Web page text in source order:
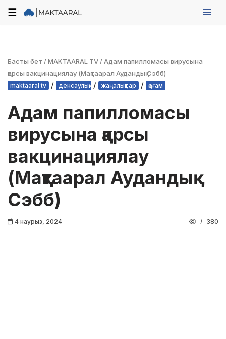
☰
Басты бет /MAKTAARAL TV /Адам папилломасы вирусына
қарсы вакцинациялау (Мақтаарал Аудандық Сэбб)
maktaaral tv / денсаулық / жаңалықтар / қоғам
Адам папилломасы
вирусына қарсы
вакцинациялау
(Мақтаарал Аудандық
Сэбб)
4 наурыз, 2024 380